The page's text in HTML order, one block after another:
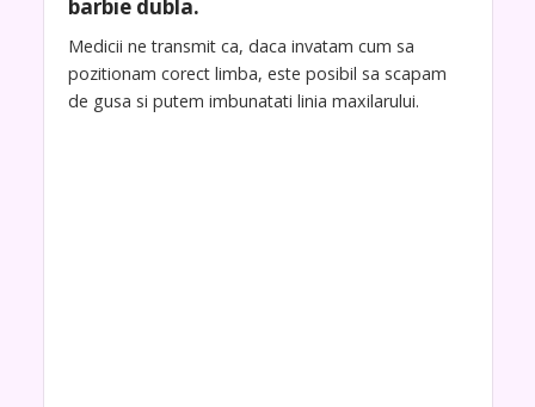
barbie dubla.
Medicii ne transmit ca, daca invatam cum sa
pozitionam corect limba, este posibil sa scapam
de gusa si putem imbunatati linia maxilarului.